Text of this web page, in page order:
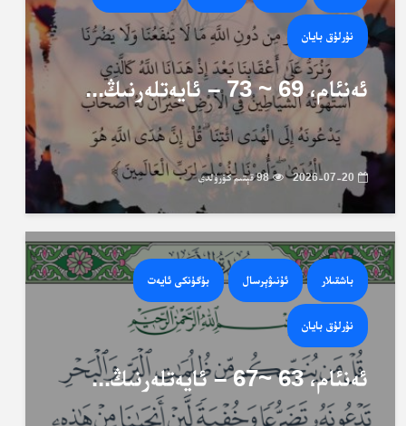
نۇرلۇق بايان
ئەنئام، 69 ~ 73 – ئايەتلەرنىڭ...
2026-07-20 98 قېتىم كۆرۈلدى
باشقىلار ئۇنىۋېرسال بۈگۈنكى ئايەت
نۇرلۇق بايان
ئەنئام، 63 ~67 – ئايەتلەرنىڭ...